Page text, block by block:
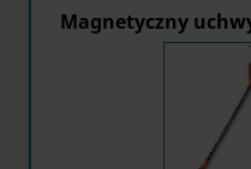
Magnetyczny